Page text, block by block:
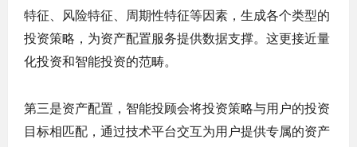
特征、风险特征、周期性特征等因素，生成各个类型的
投资策略，为资产配置服务提供数据支撑。这更接近量
化投资和智能投资的范畴。
第三是资产配置，智能投顾会将投资策略与用户的投资
目标相匹配，通过技术平台交互为用户提供专属的资产